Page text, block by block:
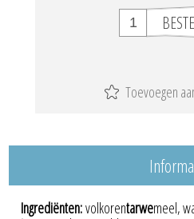
Ingrediënten:volkorentarwemeel,